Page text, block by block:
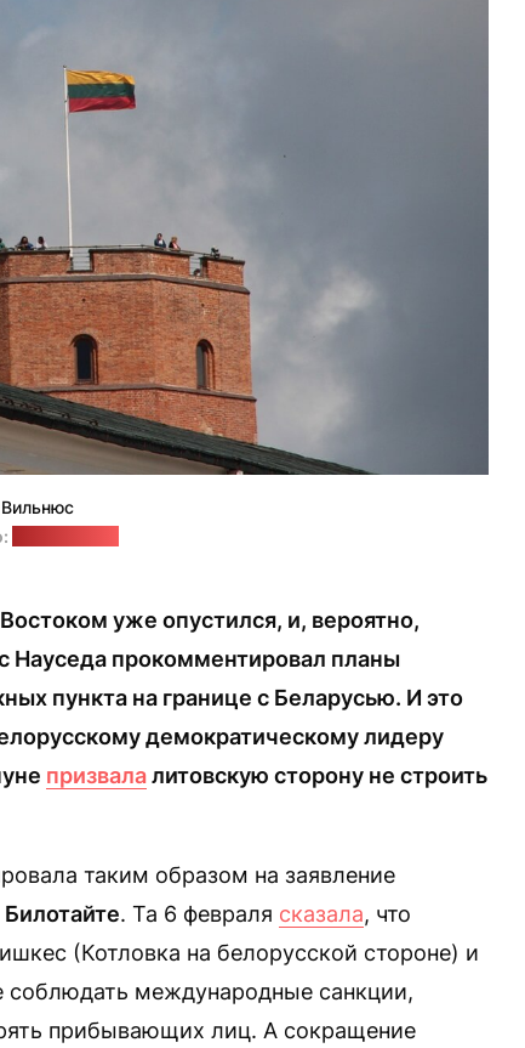
Вильнюс
уже опустился, и, вероятно,
Науседа прокомментировал планы
пункта на границе с Беларусью. И это
демократическому лидеру
призвалалитовскую сторону не строить
таким образом на заявление
. Та 6 февраля сказала, что
(Котловка на белорусской стороне) и
соблюдать международные санкции,
прибывающих лиц. А сокращение